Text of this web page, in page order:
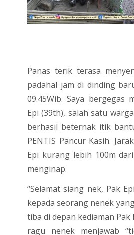
Panas terik terasa
padahal jam di dinding
09.45Wib. Saya bergegas
Epi (39th), salah satu
berhasil beternak itik
PENTIS Pancur Kasih.
Epi kurang lebih 100m
menginap.
“Selamat siang nek, Pak
kepada seorang nenek
tiba di depan kediaman Pak
ragu nenek menjawab